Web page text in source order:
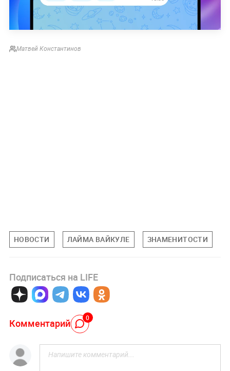
Матвей Константинов
НОВОСТИ ЛАЙМА ВАЙКУЛЕ ЗНАМЕНИТОСТИ
Подписаться на LIFE
Комментарий 0